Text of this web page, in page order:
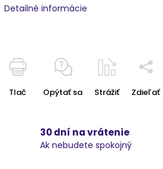
Detailné informácie
Tlač Opýtať sa Strážiť Zdieľať
30 dní na vrátenie
Ak nebudete spokojný